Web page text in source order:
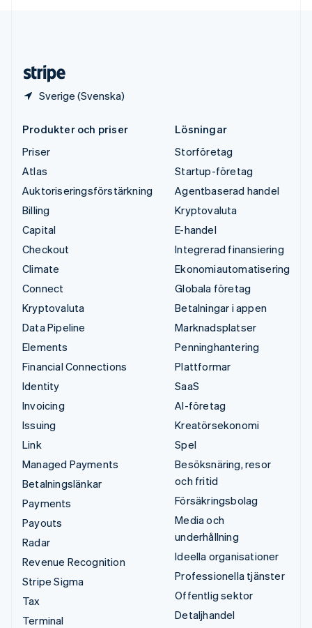
Sverige (Svenska)
Produkter och priser
Priser
Atlas
Auktoriseringsförstärkning
Billing
Capital
Checkout
Climate
Connect
Kryptovaluta
Data Pipeline
Elements
Financial Connections
Identity
Invoicing
Issuing
Link
Managed Payments
Betalningslänkar
Payments
Payouts
Radar
Revenue Recognition
Stripe Sigma
Tax
Terminal
Lösningar
Storföretag
Startup-företag
Agentbaserad handel
Kryptovaluta
E-handel
Integrerad finansiering
Ekonomiautomatisering
Globala företag
Betalningar i appen
Marknadsplatser
Penninghantering
Plattformar
SaaS
AI-företag
Kreatörsekonomi
Spel
Besöksnäring, resor
och fritid
Försäkringsbolag
Media och
underhållning
Ideella organisationer
Professionella tjänster
Offentlig sektor
Detaljhandel